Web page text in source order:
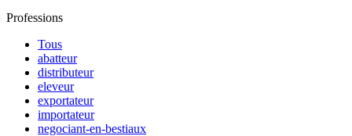
Professions
Tous
abatteur
distributeur
eleveur
exportateur
importateur
negociant-en-bestiaux